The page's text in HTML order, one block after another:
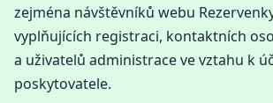
zejména návštěvníků webu
vyplňujících registraci, kontaktních
a uživatelů administrace ve vztahu k
poskytovatele.